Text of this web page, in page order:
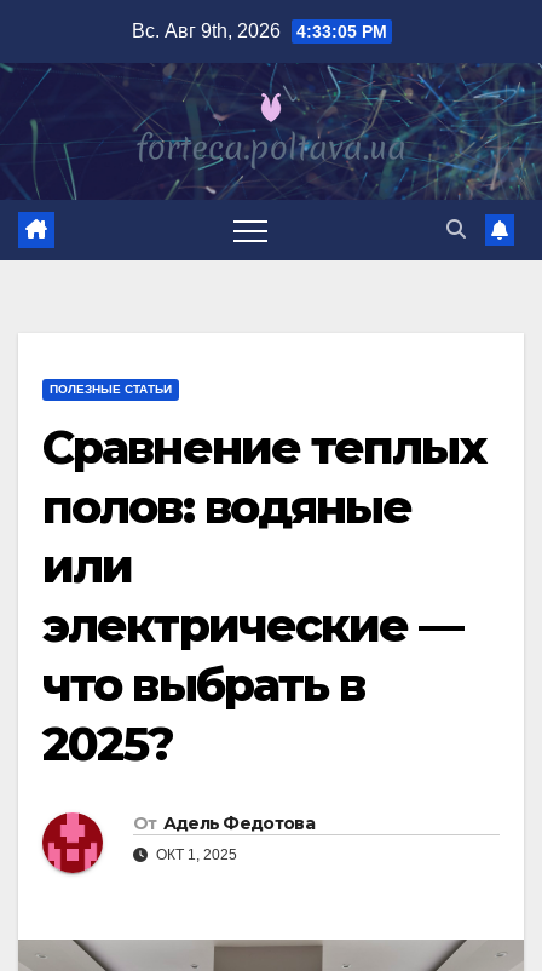
содержимому
Вс. Авг 9th, 2026 4:33:07 PM
ПОЛЕЗНЫЕ СТАТЬИ
Сравнение теплых
полов: водяные
или
электрические —
что выбрать в
2025?
От Адель Федотова
ОКТ 1, 2025